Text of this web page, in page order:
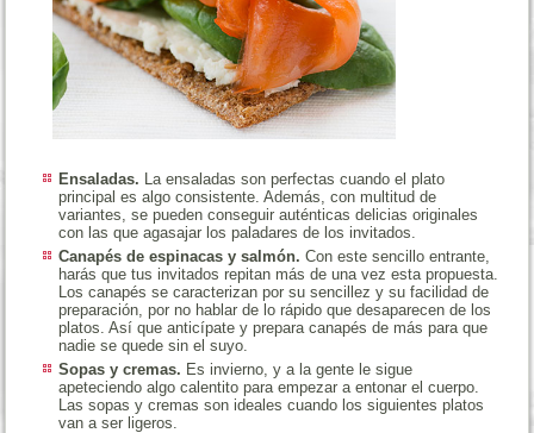
Ensaladas. La ensaladas son perfectas cuando el plato
principal es algo consistente. Además, con multitud de
variantes, se pueden conseguir auténticas delicias originales
con las que agasajar los paladares de los invitados.
Canapés de espinacas y salmón.Con este sencillo entrante,
harás que tus invitados repitan más de una vez esta propuesta.
Los canapés se caracterizan por su sencillez y su facilidad de
preparación, por no hablar de lo rápido que desaparecen de los
platos. Así que anticípate y prepara canapés de más para que
nadie se quede sin el suyo.
Sopas y cremas. Es invierno, y a la gente le sigue
apeteciendo algo calentito para empezar a entonar el cuerpo.
Las sopas y cremas son ideales cuando los siguientes platos
van a ser ligeros.